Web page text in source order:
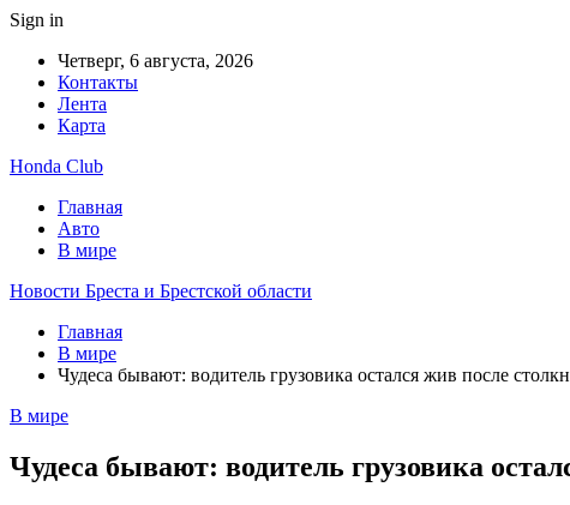
Sign in
Четверг, 6 августа, 2026
Контакты
Лента
Карта
Honda Club
Главная
Авто
В мире
Новости Бреста и Брестской области
Главная
В мире
Чудеса бывают: водитель грузовика остался жив после
В мире
Чудеса бывают: водитель грузовика